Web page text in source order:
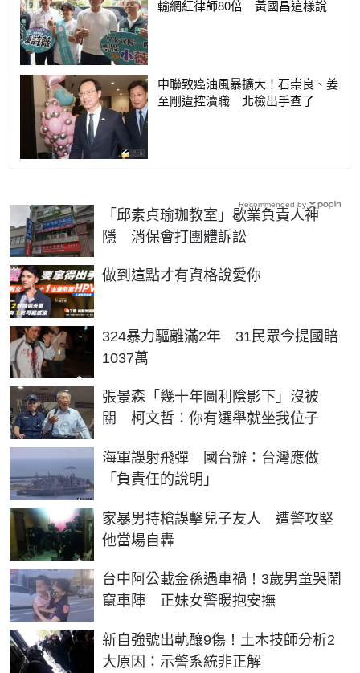
輸網紅律師80倍 黃國昌這樣說
中聯致癌油風暴擴大！石崇良、姜
至剛遭控瀆職 北檢出手查了
「邱素貞瑜珈教室」歇業負責人神
隱 消保會打團體訴訟
做到這點才有資格說愛你
PR
324暴力驅離滿2年 31民眾今提國賠
1037萬
張景森「幾十年圖利陰影下」沒被
關 柯文哲：你有選舉就坐我位子
海軍誤射飛彈 國台辦：台灣應做
「負責任的說明」
家暴男持槍誤擊兒子友人 遭警攻堅
他當場自轟
台中阿公載金孫遇車禍！3歲男童哭鬧
竄車陣 正妹女警暖抱安撫
新自強號出軌釀9傷！土木技師分析2
大原因：示警系統非正解
Recommended by